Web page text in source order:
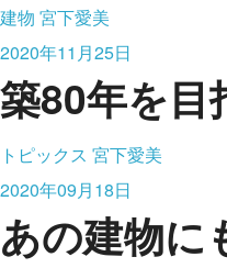
建物 宮下愛美
2020年11月25日
築80年を目
トピックス 宮下愛美
2020年09月18日
あの建物に